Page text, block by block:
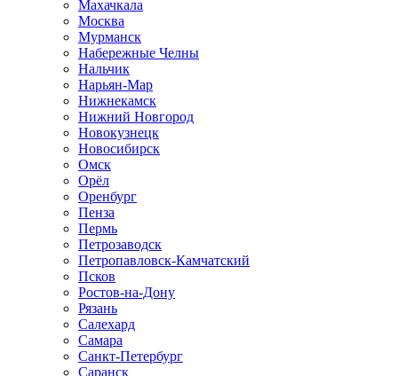
Махачкала
Москва
Мурманск
Набережные Челны
Нальчик
Нарьян-Мар
Нижнекамск
Нижний Новгород
Новокузнецк
Новосибирск
Омск
Орёл
Оренбург
Пенза
Пермь
Петрозаводск
Петропавловск-Камчатский
Псков
Ростов-на-Дону
Рязань
Салехард
Самара
Санкт-Петербург
Саранск